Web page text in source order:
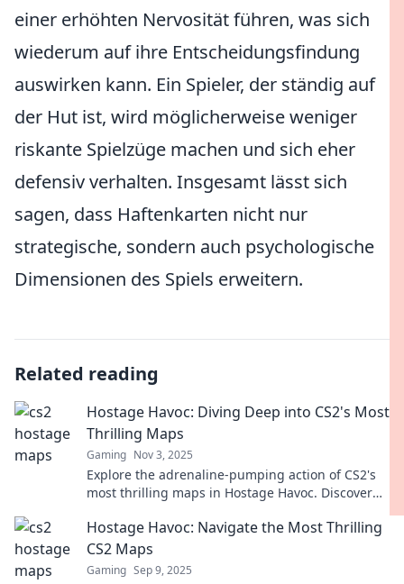
einer erhöhten Nervosität führen, was sich
wiederum auf ihre Entscheidungsfindung
auswirken kann. Ein Spieler, der ständig auf
der Hut ist, wird möglicherweise weniger
riskante Spielzüge machen und sich eher
defensiv verhalten. Insgesamt lässt sich
sagen, dass Haftenkarten nicht nur
strategische, sondern auch psychologische
Dimensionen des Spiels erweitern.
Related reading
Hostage Havoc: Diving Deep into CS2's Most
Thrilling Maps
Gaming Nov 3, 2025
Explore the adrenaline-pumping action of CS2's
most thrilling maps in Hostage Havoc. Discover
Hostage Havoc: Navigate the Most Thrilling
CS2 Maps
Gaming Sep 9, 2025